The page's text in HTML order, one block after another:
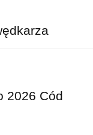
2026 Cód